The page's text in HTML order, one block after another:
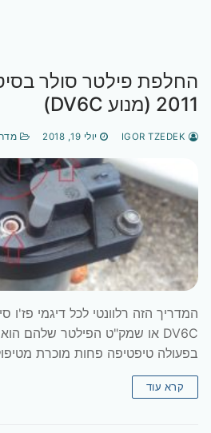
2011 (מנוע DV6C)
יולי 19, 2018
המדריך הזה רלוונטי לכל דיגמי פז'ו
בפעולה טיפטיפה פחות מוכרת
קרא עוד